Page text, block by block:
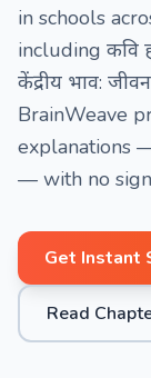
in schools
including कवि
केंद्रीय भाव:
BrainWeave
explanations
— with no
Get Instant
Read